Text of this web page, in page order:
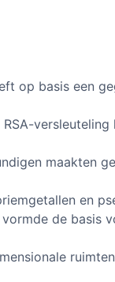
op basis een
maakten
en
de basis